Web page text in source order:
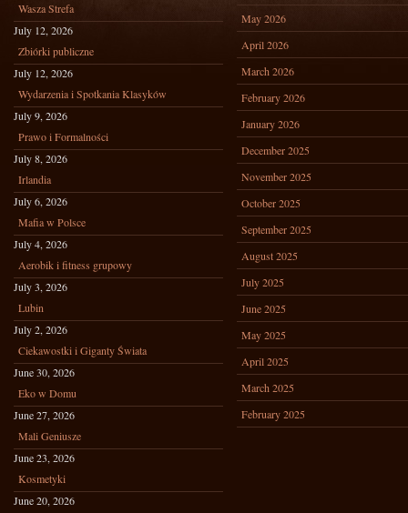
Wasza Strefa
July 12, 2026
Zbiórki publiczne
July 12, 2026
Wydarzenia i Spotkania Klasyków
July 9, 2026
Prawo i Formalności
July 8, 2026
Irlandia
July 6, 2026
Mafia w Polsce
July 4, 2026
Aerobik i fitness grupowy
July 3, 2026
Lubin
July 2, 2026
Ciekawostki i Giganty Świata
June 30, 2026
Eko w Domu
June 27, 2026
Mali Geniusze
June 23, 2026
Kosmetyki
June 20, 2026
May 2026
April 2026
March 2026
February 2026
January 2026
December 2025
November 2025
October 2025
September 2025
August 2025
July 2025
June 2025
May 2025
April 2025
March 2025
February 2025